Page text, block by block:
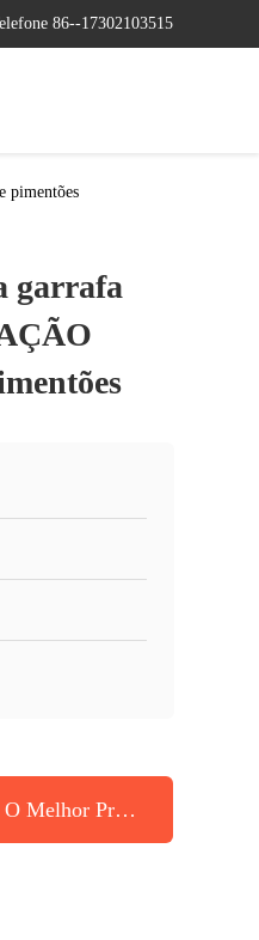
86--17302103515
pimentões
garrafa
Melhor Preço